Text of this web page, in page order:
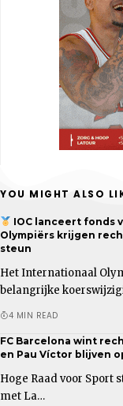
YOU MIGHT ALSO
IOC lanceert fonds
Olympiërs krijgen
steun
Het Internationaal
belangrijke
4 MIN READ
FC Barcelona wint
en Pau Víctor blijven
Hoge Raad voor Sport
met La…